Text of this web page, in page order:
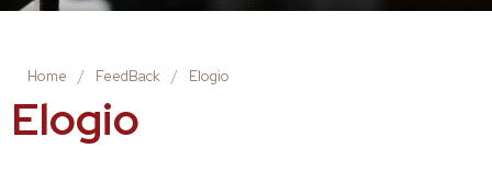
Home / FeedBack / Elogio
Elogio